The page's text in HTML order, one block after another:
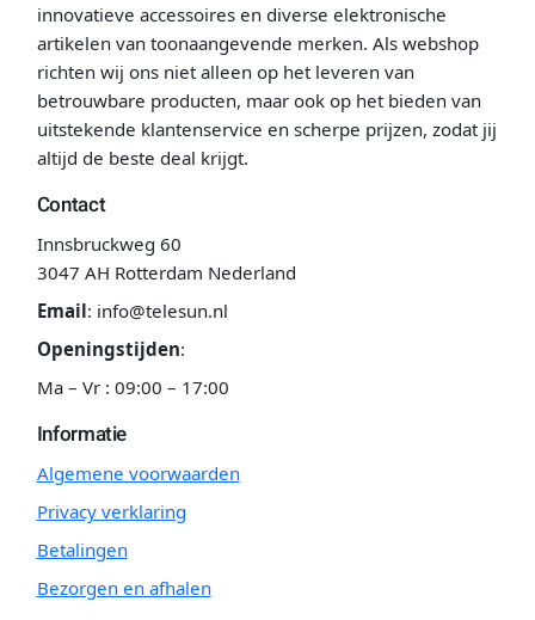
innovatieve accessoires en diverse elektronische
artikelen van toonaangevende merken. Als webshop
richten wij ons niet alleen op het leveren van
betrouwbare producten, maar ook op het bieden van
uitstekende klantenservice en scherpe prijzen, zodat jij
altijd de beste deal krijgt.
Contact
Innsbruckweg 60
3047 AH Rotterdam Nederland
Email: info@telesun.nl
Openingstijden:
Ma – Vr : 09:00 – 17:00
Informatie
Algemene voorwaarden
Privacy verklaring
Betalingen
Bezorgen en afhalen